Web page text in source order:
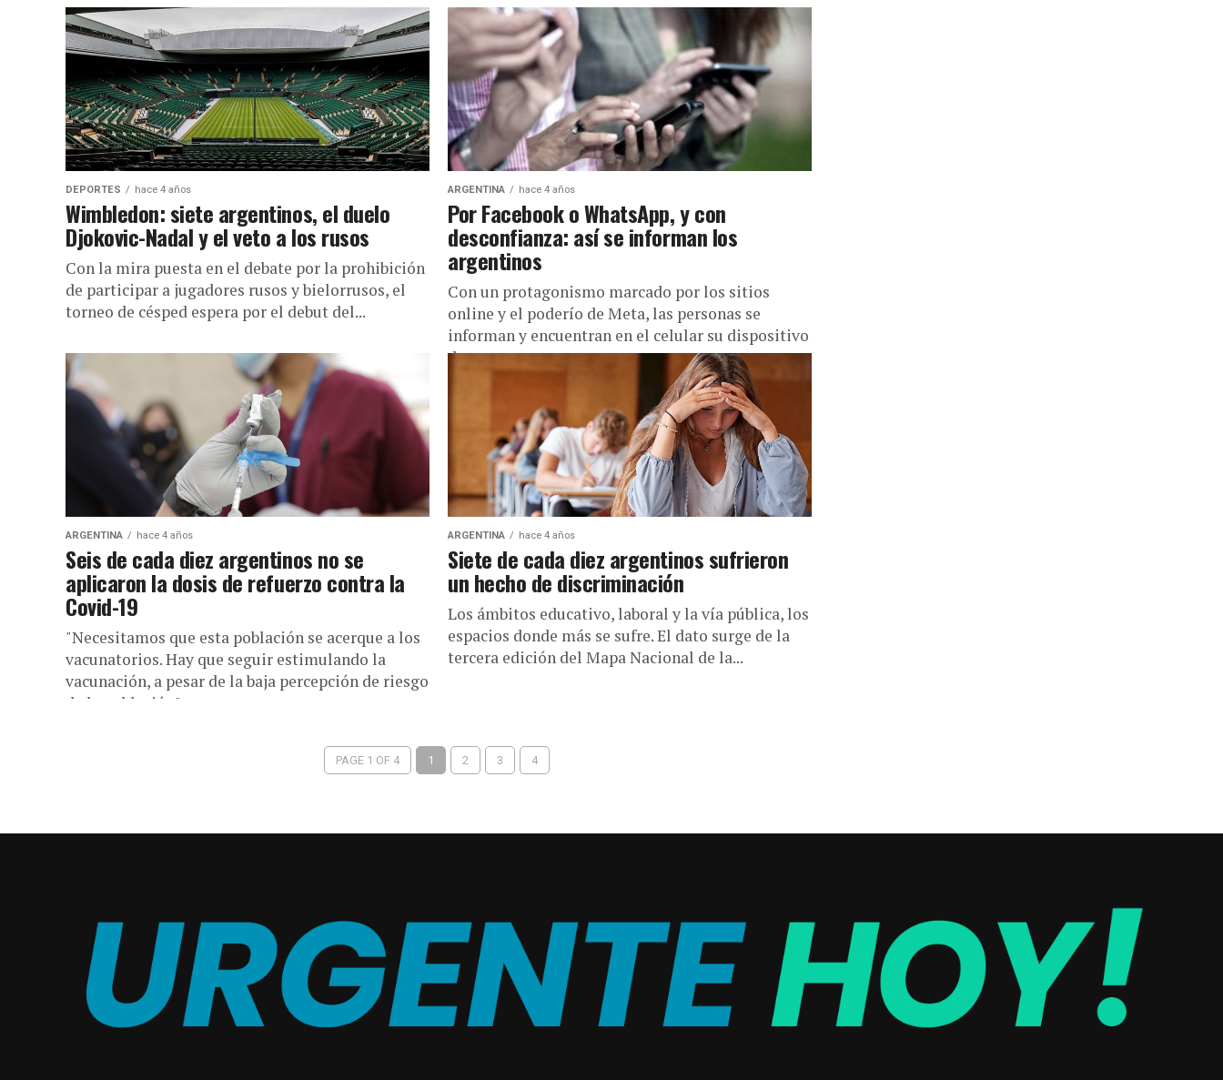
DEPORTES hace 4 años
Wimbledon: siete argentinos, el duelo
Djokovic-Nadal y el veto a los rusos
Con la mira puesta en el debate por la prohibición
de participar a jugadores rusos y bielorrusos, el
torneo de césped espera por el debut del...
ARGENTINA hace 4 años
Por Facebook o WhatsApp, y con
desconfianza: así se informan los
argentinos
Con un protagonismo marcado por los sitios
online y el poderío de Meta, las personas se
informan y encuentran en el celular su dispositivo
de acceso....
ARGENTINA hace 4 años
Seis de cada diez argentinos no se
aplicaron la dosis de refuerzo contra la
Covid-19
"Necesitamos que esta población se acerque a los
vacunatorios. Hay que seguir estimulando la
vacunación, a pesar de la baja percepción de riesgo
de la población",...
ARGENTINA hace 4 años
Siete de cada diez argentinos sufrieron
un hecho de discriminación
Los ámbitos educativo, laboral y la vía pública, los
espacios donde más se sufre. El dato surge de la
tercera edición del Mapa Nacional de la...
PAGE 1 OF 4 1 2 3 4